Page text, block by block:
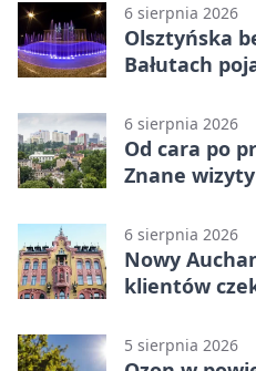
6 sierpnia 2026
Olsztyńska
Bałutach
6 sierpnia 2026
Od cara po
Znane
6 sierpnia 2026
Nowy
klientów
5 sierpnia 2026